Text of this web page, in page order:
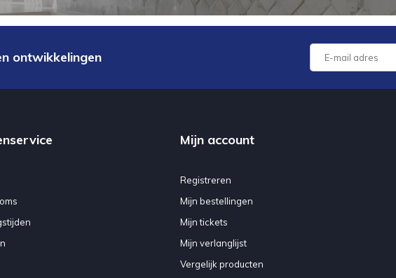
ontwikkelingen
Mijn account
Registreren
Mijn bestellingen
Mijn tickets
Mijn verlanglijst
Vergelijk producten